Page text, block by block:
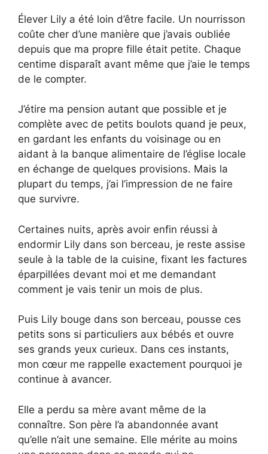
Élever Lily a été loin d’être facile. Un nourrisson
coûte cher d’une manière que j’avais oubliée
depuis que ma propre fille était petite. Chaque
centime disparaît avant même que j’aie le temps
de le compter.
J’étire ma pension autant que possible et je
complète avec de petits boulots quand je peux,
en gardant les enfants du voisinage ou en
aidant à la banque alimentaire de l’église locale
en échange de quelques provisions. Mais la
plupart du temps, j’ai l’impression de ne faire
que survivre.
Certaines nuits, après avoir enfin réussi à
endormir Lily dans son berceau, je reste assise
seule à la table de la cuisine, fixant les factures
éparpillées devant moi et me demandant
comment je vais tenir un mois de plus.
Puis Lily bouge dans son berceau, pousse ces
petits sons si particuliers aux bébés et ouvre
ses grands yeux curieux. Dans ces instants,
mon cœur me rappelle exactement pourquoi je
continue à avancer.
Elle a perdu sa mère avant même de la
connaître. Son père l’a abandonnée avant
qu’elle n’ait une semaine. Elle mérite au moins